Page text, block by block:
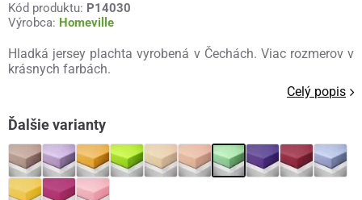
Kód produktu: P14030
Výrobca: Homeville
Hladká jersey plachta vyrobená v Čechách. Viac rozmerov v
krásnych farbách.
Celý popis
Ďalšie varianty